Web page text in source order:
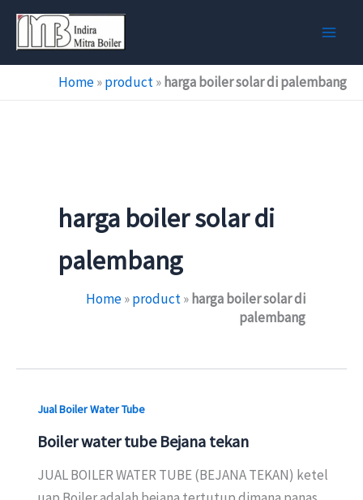
Skip
content
Home»product» harga boiler solar di palembang
harga boiler solar di
palembang
Home»product» harga boiler solar di
palembang
Jual Boiler Water Tube
Boiler water tube Bejana tekan
JUAL BOILER WATER TUBE (BEJANA TEKAN) ketel